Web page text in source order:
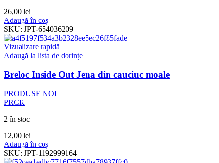
26,00 lei
Adaugă în coș
SKU: JPT-654036209
Vizualizare rapidă
Adaugă la lista de dorințe
Breloc Inside Out Jena din cauciuc moale
PRODUSE NOI
PRCK
2 în stoc
12,00 lei
Adaugă în coș
SKU: JPT-1192999164